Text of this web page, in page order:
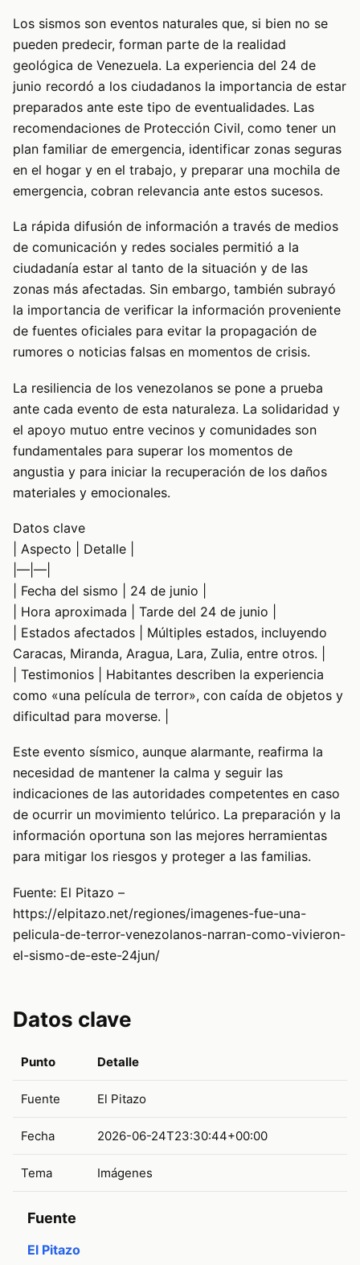
Los sismos son eventos naturales que, si bien no se
pueden predecir, forman parte de la realidad
geológica de Venezuela. La experiencia del 24 de
junio recordó a los ciudadanos la importancia de estar
preparados ante este tipo de eventualidades. Las
recomendaciones de Protección Civil, como tener un
plan familiar de emergencia, identificar zonas seguras
en el hogar y en el trabajo, y preparar una mochila de
emergencia, cobran relevancia ante estos sucesos.
La rápida difusión de información a través de medios
de comunicación y redes sociales permitió a la
ciudadanía estar al tanto de la situación y de las
zonas más afectadas. Sin embargo, también subrayó
la importancia de verificar la información proveniente
de fuentes oficiales para evitar la propagación de
rumores o noticias falsas en momentos de crisis.
La resiliencia de los venezolanos se pone a prueba
ante cada evento de esta naturaleza. La solidaridad y
el apoyo mutuo entre vecinos y comunidades son
fundamentales para superar los momentos de
angustia y para iniciar la recuperación de los daños
materiales y emocionales.
Datos clave
| Aspecto | Detalle |
|—|—|
| Fecha del sismo | 24 de junio |
| Hora aproximada | Tarde del 24 de junio |
| Estados afectados | Múltiples estados, incluyendo
Caracas, Miranda, Aragua, Lara, Zulia, entre otros. |
| Testimonios | Habitantes describen la experiencia
como «una película de terror», con caída de objetos y
dificultad para moverse. |
Este evento sísmico, aunque alarmante, reafirma la
necesidad de mantener la calma y seguir las
indicaciones de las autoridades competentes en caso
de ocurrir un movimiento telúrico. La preparación y la
información oportuna son las mejores herramientas
para mitigar los riesgos y proteger a las familias.
Fuente: El Pitazo –
https://elpitazo.net/regiones/imagenes-fue-una-
pelicula-de-terror-venezolanos-narran-como-vivieron-
el-sismo-de-este-24jun/
Datos clave
Punto Detalle
Fuente El Pitazo
Fecha 2026-06-24T23:30:44+00:00
Tema Imágenes
Fuente
El Pitazo